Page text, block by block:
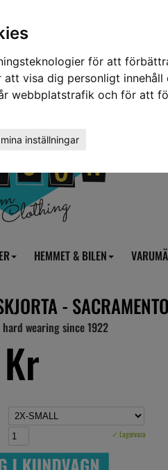
för att
visa dig personligt innehåll
webbplatstrafik och för att
inställningar
HEMMET & BILEN
-
wearing since 1922
✓ Lagervara